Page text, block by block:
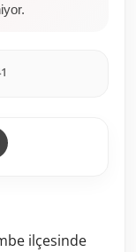
ilçesinde